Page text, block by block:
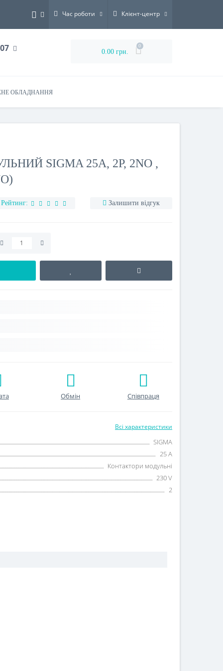
Час роботи Клієнт-центр
0.00 грн.
0
ОБЛАДНАННЯ
SIGMA 25А, 2Р, 2NO ,
Рейтинг: Залишити відгук
Обмін Співпраця
Всі характеристики
SIGMA
25 A
Контактори модульні
230 V
2